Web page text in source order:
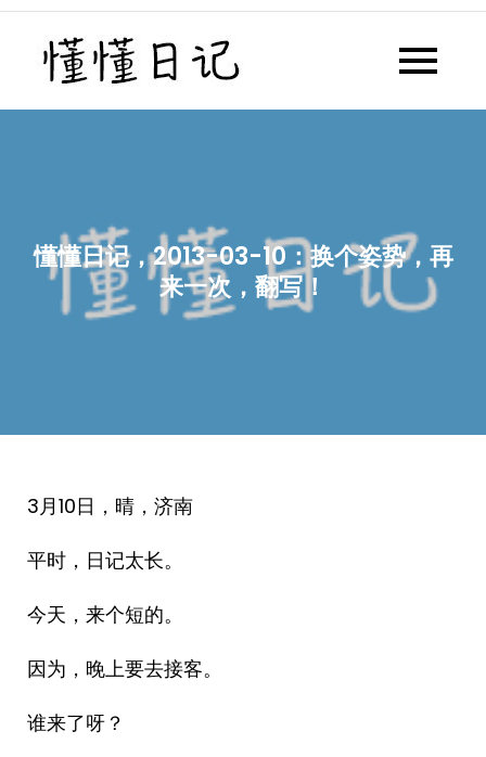
Skip
content
懂懂日记网每天同步更新懂懂学
懂懂日记，2013-03-10：换个姿势，再
来一次，翻写！
3月10日，晴，济南
平时，日记太长。
今天，来个短的。
因为，晚上要去接客。
谁来了呀？